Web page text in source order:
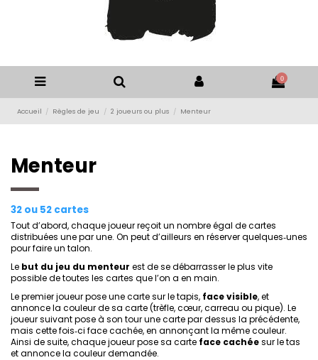
0
Accueil Règles de jeu 2 joueurs ou plus Menteur
Menteur
32 ou 52 cartes
Tout d’abord, chaque joueur reçoit un nombre égal de cartes
distribuées une par une. On peut d’ailleurs en réserver quelques‐unes
pour faire un talon.
Le but du jeu du menteur est de se débarrasser le plus vite
possible de toutes les cartes que l’on a en main.
Le premier joueur pose une carte sur le tapis, face visible, et
annonce la couleur de sa carte (trèfle, cœur, carreau ou pique). Le
joueur suivant pose à son tour une carte par dessus la précédente,
mais cette fois‐ci face cachée, en annonçant la même couleur.
Ainsi de suite, chaque joueur pose sa carte face cachéesur le tas
et annonce la couleur demandée.